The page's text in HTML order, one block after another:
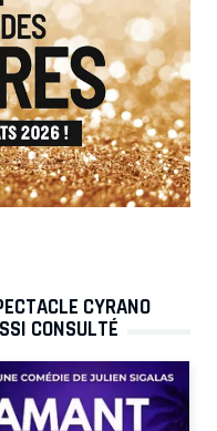
CYRANO
CONSULTÉ